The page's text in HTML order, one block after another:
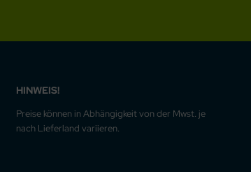
HINWEIS!
Preise können in Abhängigkeit von der Mwst. je
nach Lieferland variieren.